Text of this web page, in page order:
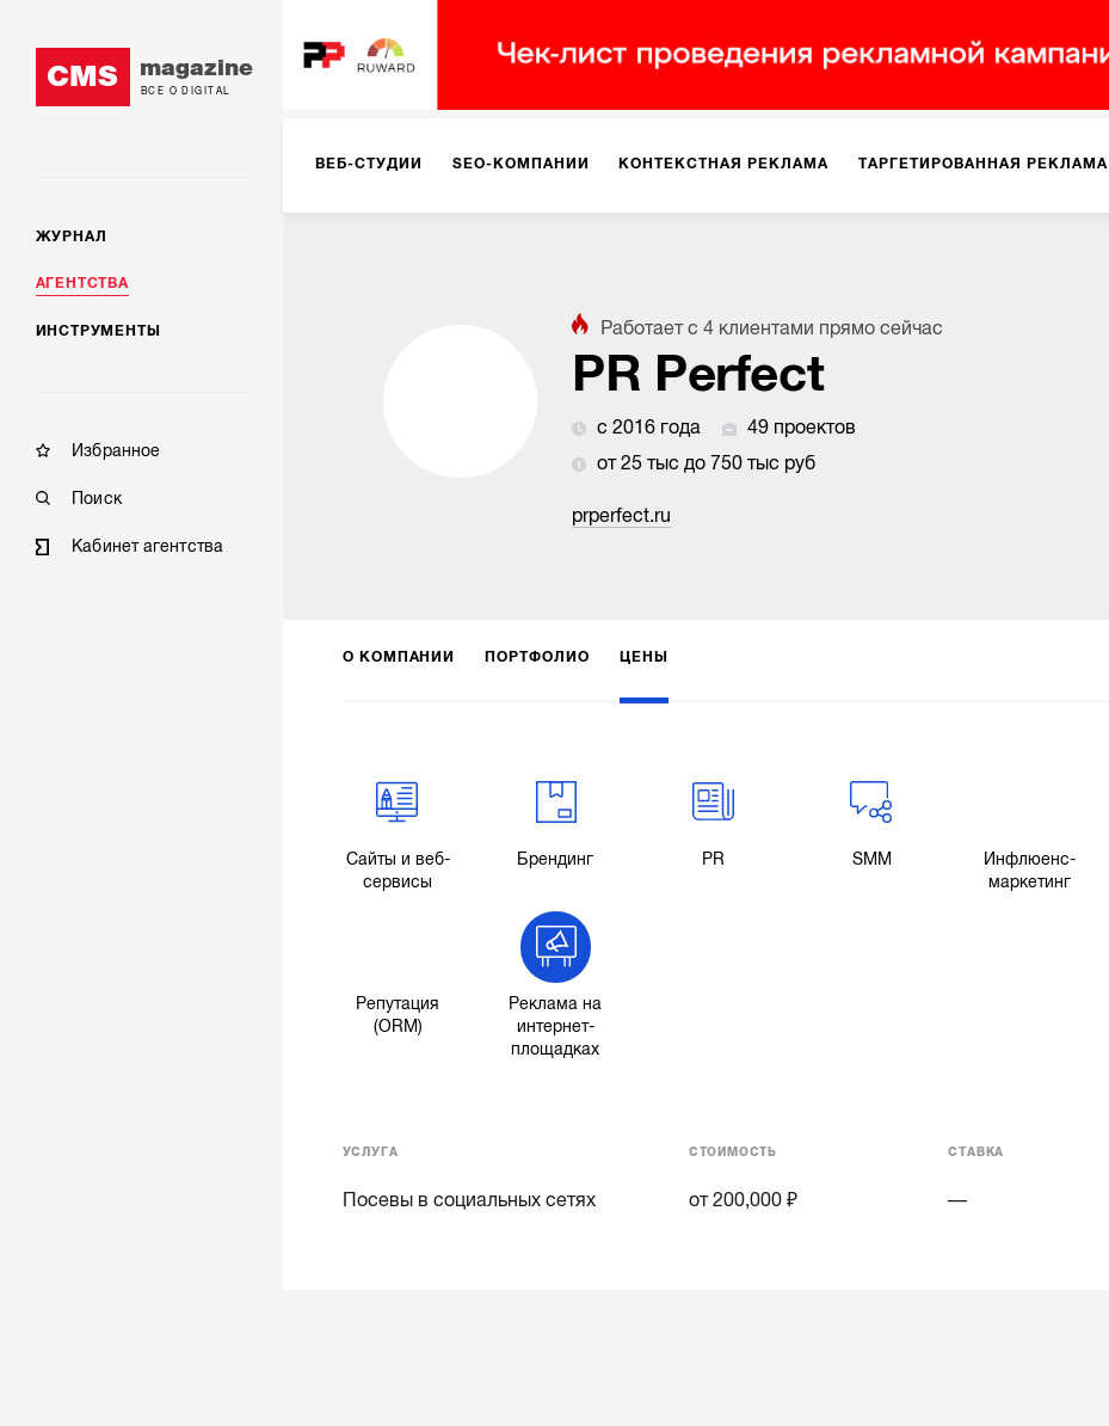
CMS magazine
ВСЕ О DIGITAL
ЖУРНАЛ
АГЕНТСТВА
ИНСТРУМЕНТЫ
Избранное
Поиск
Кабинет агентства
ВЕБ-СТУДИИ SEO-КОМПАНИИ КОНТЕКСТНАЯ РЕКЛАМА ТАРГЕТИРОВАННАЯ РЕКЛАМА
РЕКЛАМА НА ИНТЕРНЕТ-ПЛОЩАДКАХ РАБОТА С МАРКЕТПЛЕЙСАМИ
Работает с4 клиентами прямо сейчас
PR Perfect
с 2016 года
49 проектов
от 25 тыс до 750 тыс руб
prperfect.ru
О КОМПАНИИ ПОРТФОЛИО ЦЕНЫ
Сайты и веб-
сервисы
Брендинг PR SMM
Инфлюенс-
маркетинг
Репутация
(ORM)
Реклама на
интернет-
площадках
УСЛУГА СТОИМОСТЬ СТАВКА
Посевы в социальных сетях от 200,000 ₽ —